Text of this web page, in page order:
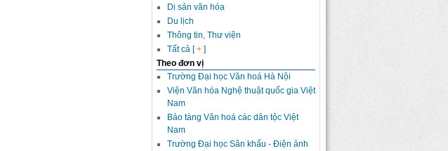
Di sản văn hóa
Du lịch
Thông tin, Thư viện
Tất cả [+ ]
Theo đơn vị
Trường Đại học Văn hoá Hà Nội
Viện Văn hóa Nghệ thuật quốc gia Việt
Nam
Bảo tàng Văn hoá các dân tộc Việt
Nam
Trường Đại học Sân khấu - Điện ảnh